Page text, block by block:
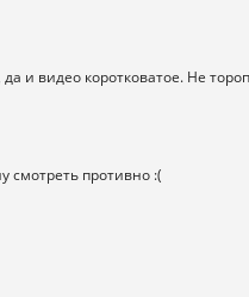
и видео коротковатое. Не
смотреть противно :(